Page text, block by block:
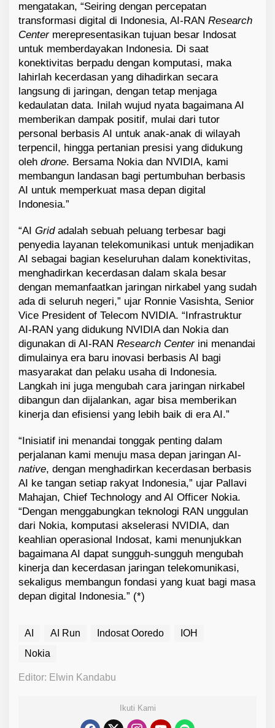
mengatakan, “Seiring dengan percepatan
transformasi digital di Indonesia, AI-RAN Research
Center merepresentasikan tujuan besar Indosat
untuk memberdayakan Indonesia. Di saat
konektivitas berpadu dengan komputasi, maka
lahirlah kecerdasan yang dihadirkan secara
langsung di jaringan, dengan tetap menjaga
kedaulatan data. Inilah wujud nyata bagaimana AI
memberikan dampak positif, mulai dari tutor
personal berbasis AI untuk anak-anak di wilayah
terpencil, hingga pertanian presisi yang didukung
oleh drone. Bersama Nokia dan NVIDIA, kami
membangun landasan bagi pertumbuhan berbasis
AI untuk memperkuat masa depan digital
Indonesia.”
“AI Gridadalah sebuah peluang terbesar bagi
penyedia layanan telekomunikasi untuk menjadikan
AI sebagai bagian keseluruhan dalam konektivitas,
menghadirkan kecerdasan dalam skala besar
dengan memanfaatkan jaringan nirkabel yang sudah
ada di seluruh negeri,” ujar Ronnie Vasishta, Senior
Vice President of Telecom NVIDIA. “ Infrastruktur
AI-RAN yang didukung NVIDIA dan Nokia dan
digunakan di AI-RAN Research Center ini menandai
dimulainya era baru inovasi berbasis AI bagi
masyarakat dan pelaku usaha di Indonesia.
Langkah ini juga mengubah cara jaringan nirkabel
dibangun dan dijalankan, agar bisa memberikan
kinerja dan efisiensi yang lebih baik di era AI.”
“Inisiatif ini menandai tonggak penting dalam
perjalanan kami menuju masa depan jaringan AI-
native, dengan menghadirkan kecerdasan berbasis
AI ke tangan setiap rakyat Indonesia,” ujar Pallavi
Mahajan, Chief Technology and AI Officer Nokia.
“Dengan menggabungkan teknologi RAN unggulan
dari Nokia, komputasi akselerasi NVIDIA, dan
keahlian operasional Indosat, kami menunjukkan
bagaimana AI dapat sungguh-sungguh mengubah
kinerja dan kecerdasan jaringan telekomunikasi,
sekaligus membangun fondasi yang kuat bagi masa
depan digital Indonesia.” (*)
AI AI Run Indosat Ooredo
IOH
Nokia
Editor: Elwin Kandabu
Ikuti Kami